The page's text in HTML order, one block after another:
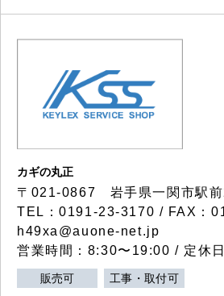
カギの丸正
〒021-0867 岩手県一関市駅
TEL：0191-23-3170 / FAX：
h49xa@auone-net.jp
営業時間：8:30〜19:00 / 定休
販売可 工事・取付可